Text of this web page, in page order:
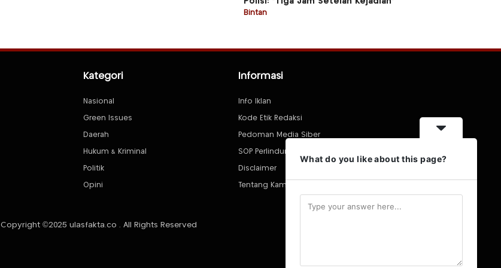
Bintan
Kategori
Nasional
Green Issues
Daerah
Hukum & Kriminal
Politik
Opini
Informasi
Info Iklan
Kode Etik Redaksi
Pedoman Media Siber
SOP Perlindungan Wartawan
Disclaimer
Tentang Kami
Copyright ©2025 ulasfakta.co . All Rights Reserved
What do you like about this page?